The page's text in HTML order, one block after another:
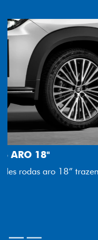
FAROL FULL LED
Tecnologia dos faróis
melhor luminosidade,